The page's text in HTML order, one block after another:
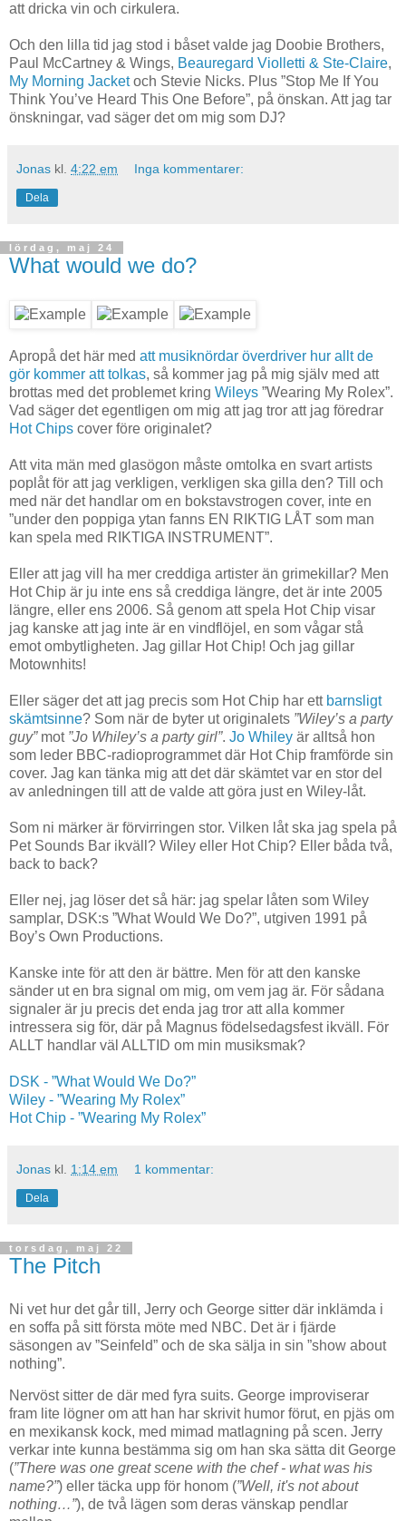
att dricka vin och cirkulera.
Och den lilla tid jag stod i båset valde jag Doobie Brothers,
Paul McCartney & Wings, Beauregard Violletti & Ste-Claire,
My Morning Jacketoch Stevie Nicks. Plus ”Stop Me If You
Think You’ve Heard This One Before”, på önskan. Att jag tar
önskningar, vad säger det om mig som DJ?
Jonas kl. 4:22 em Inga kommentarer:
Dela
lördag, maj 24
What would we do?
Apropå det här med att musiknördar överdriver hur allt de
gör kommer att tolkas, så kommer jag på mig själv med att
brottas med det problemet kring Wileys ”Wearing My Rolex”.
Vad säger det egentligen om mig att jag tror att jag föredrar
Hot Chips cover före originalet?
Att vita män med glasögon måste omtolka en svart artists
poplåt för att jag verkligen, verkligen ska gilla den? Till och
med när det handlar om en bokstavstrogen cover, inte en
”under den poppiga ytan fanns EN RIKTIG LÅT som man
kan spela med RIKTIGA INSTRUMENT”.
Eller att jag vill ha mer creddiga artister än grimekillar? Men
Hot Chip är ju inte ens så creddiga längre, det är inte 2005
längre, eller ens 2006. Så genom att spela Hot Chip visar
jag kanske att jag inte är en vindflöjel, en som vågar stå
emot ombytligheten. Jag gillar Hot Chip! Och jag gillar
Motownhits!
Eller säger det att jag precis som Hot Chip har ett barnsligt
skämtsinne? Som när de byter ut originalets ”Wiley’s a party
guy”mot ”Jo Whiley’s a party girl”. Jo Whiley är alltså hon
som leder BBC-radioprogrammet där Hot Chip framförde sin
cover. Jag kan tänka mig att det där skämtet var en stor del
av anledningen till att de valde att göra just en Wiley-låt.
Som ni märker är förvirringen stor. Vilken låt ska jag spela på
Pet Sounds Bar ikväll? Wiley eller Hot Chip? Eller båda två,
back to back?
Eller nej, jag löser det så här: jag spelar låten som Wiley
samplar, DSK:s ”What Would We Do?”, utgiven 1991 på
Boy’s Own Productions.
Kanske inte för att den är bättre. Men för att den kanske
sänder ut en bra signal om mig, om vem jag är. För sådana
signaler är ju precis det enda jag tror att alla kommer
intressera sig för, där på Magnus födelsedagsfest ikväll. För
ALLT handlar väl ALLTID om min musiksmak?
DSK - ”What Would We Do?”
Wiley - ”Wearing My Rolex”
Hot Chip - ”Wearing My Rolex”
Jonas kl. 1:14 em 1 kommentar:
Dela
torsdag, maj 22
The Pitch
Ni vet hur det går till, Jerry och George sitter där inklämda i
en soffa på sitt första möte med NBC. Det är i fjärde
säsongen av ”Seinfeld” och de ska sälja in sin ”show about
nothing”.
Nervöst sitter de där med fyra suits. George improviserar
fram lite lögner om att han har skrivit humor förut, en pjäs om
en mexikansk kock, med mimad matlagning på scen. Jerry
verkar inte kunna bestämma sig om han ska sätta dit George
(”There was one great scene with the chef - what was his
name?”) eller täcka upp för honom (”Well, it's not about
nothing…”), de två lägen som deras vänskap pendlar